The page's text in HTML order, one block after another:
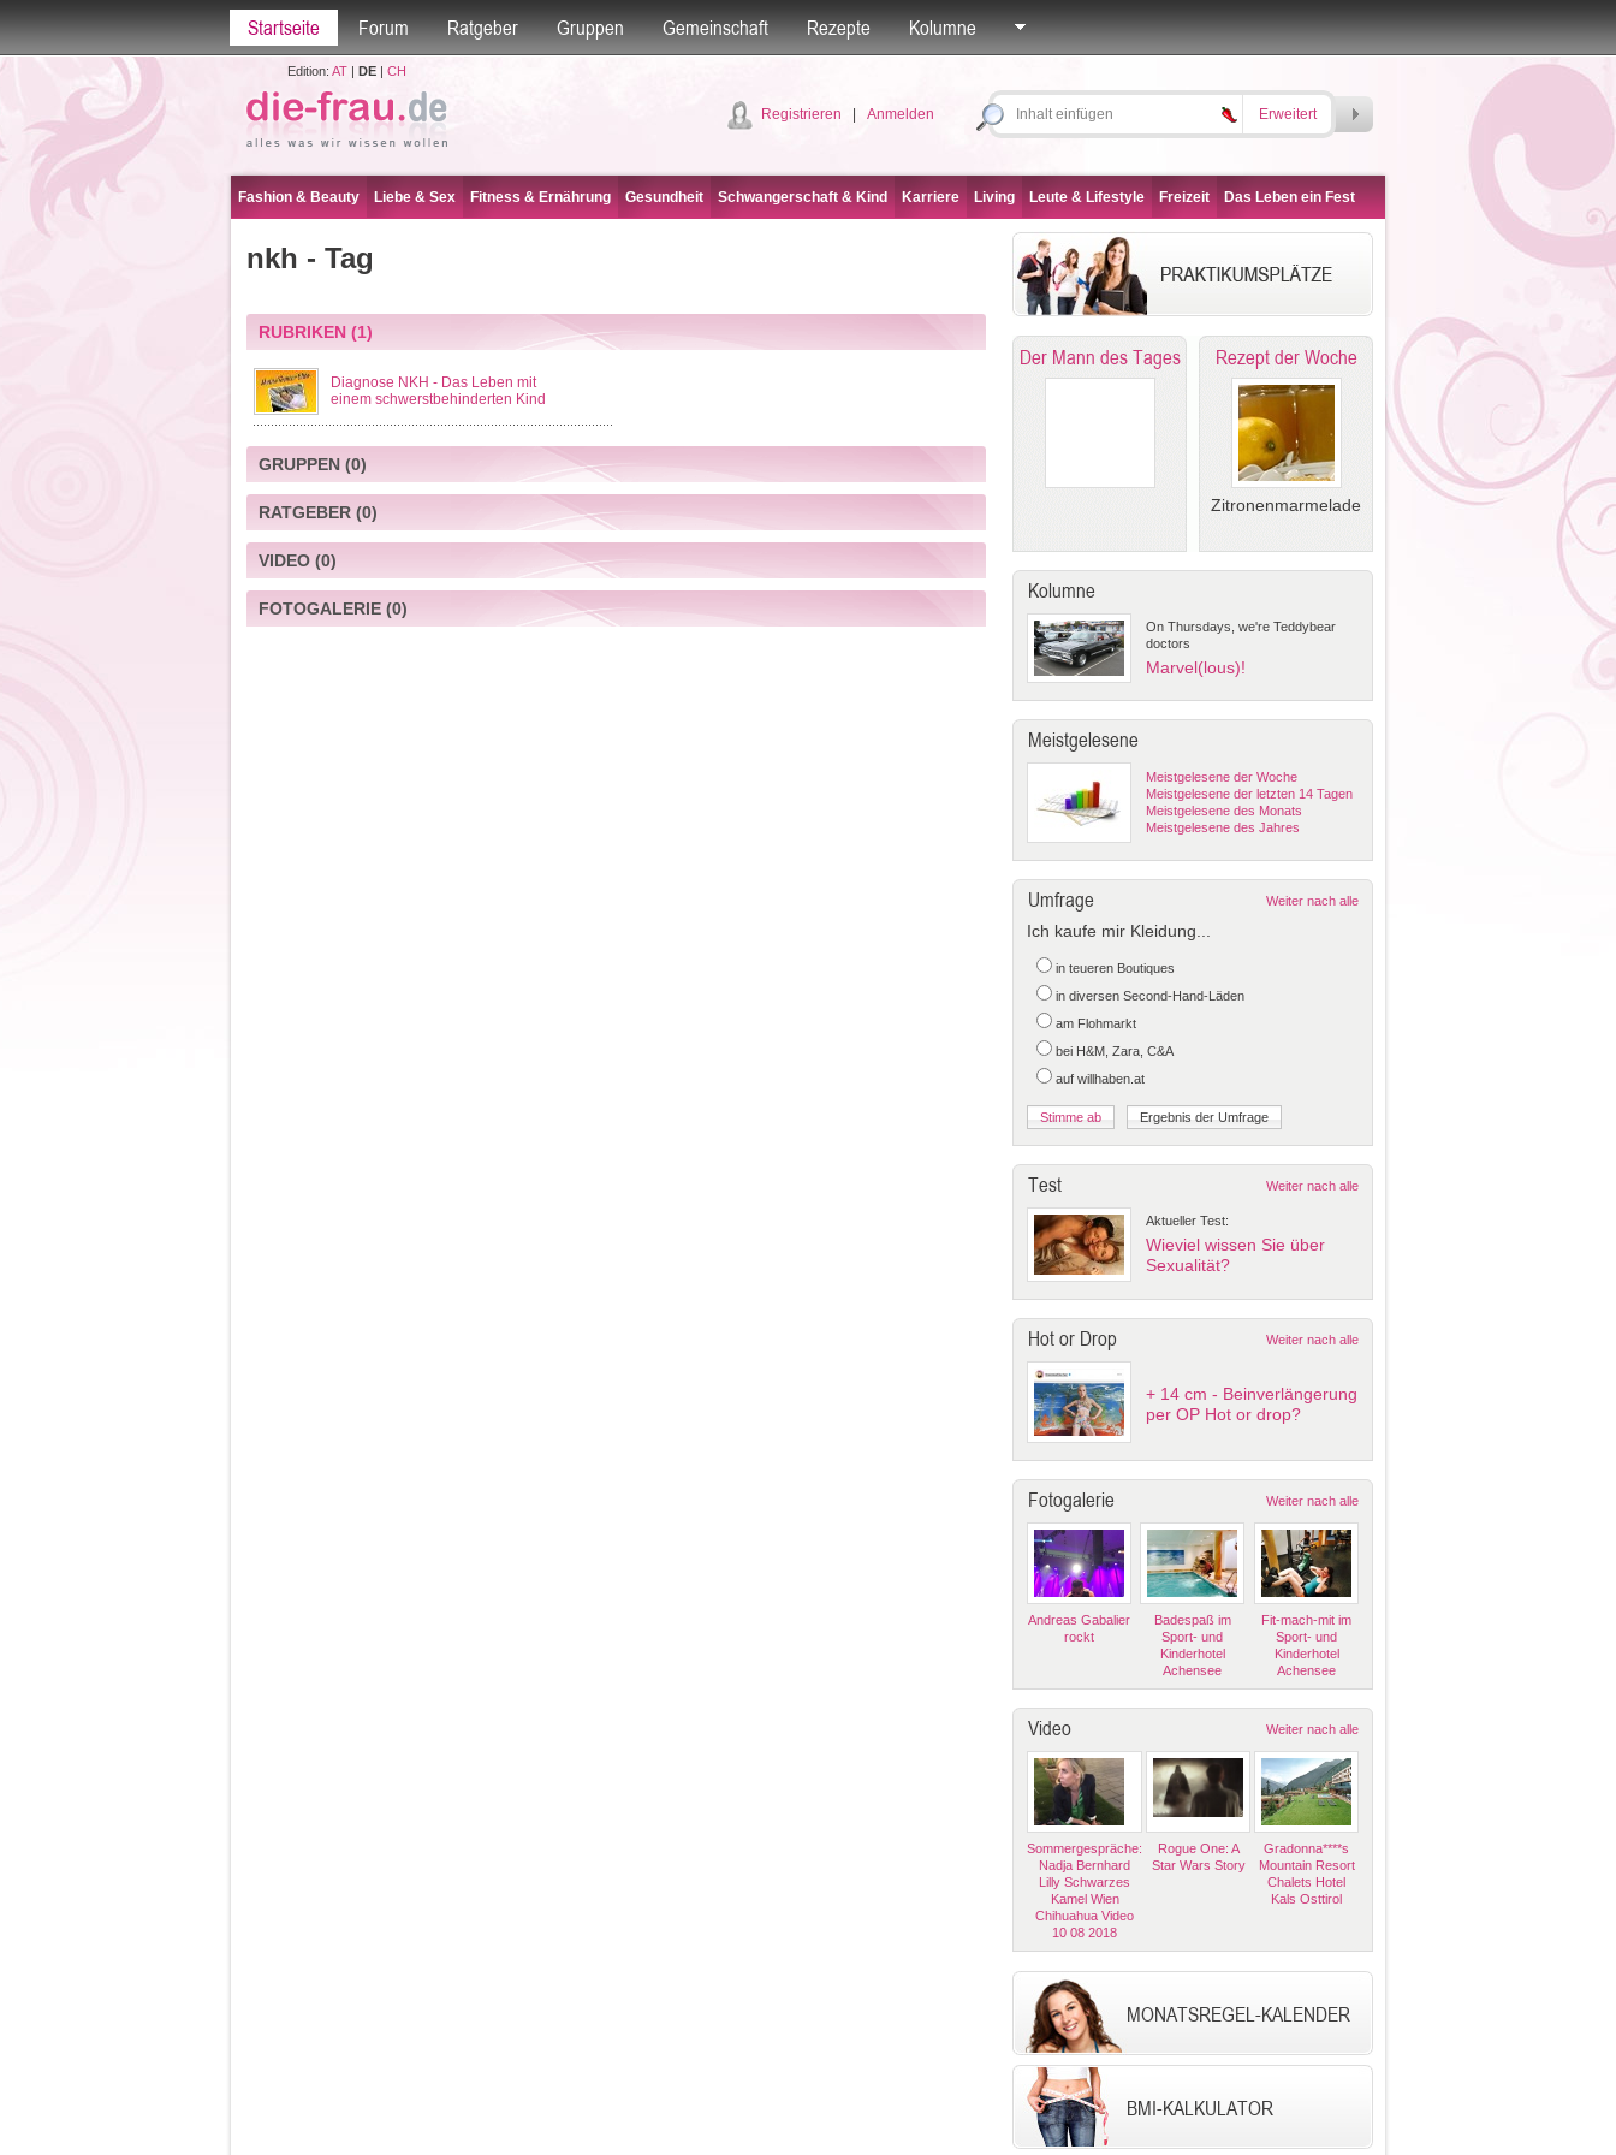
Startseite Forum Ratgeber Gruppen Gemeinschaft Rezepte Kolumne
Edition: AT| DE| CH
Registrieren Anmelden Erweitert
Fashion & Beauty Liebe & Sex Fitness & Ernährung Gesundheit Schwangerschaft & Kind Karriere Living Leute & Lifestyle Freizeit Das Leben ein Fest
nkh - Tag
RUBRIKEN(1)
Diagnose NKH - Das Leben mit
einem schwerstbehinderten Kind
GRUPPEN(0)
RATGEBER(0)
VIDEO(0)
FOTOGALERIE(0)
Der Mann des Tages Rezept der Woche
Zitronenmarmelade
Kolumne
On Thursdays, we're Teddybear
doctors
Marvel(lous)!
Meistgelesene
Meistgelesene der Woche
Meistgelesene der letzten 14 Tagen
Meistgelesene des Monats
Meistgelesene des Jahres
Umfrage Weiter nach alle
Ich kaufe mir Kleidung...
in teueren Boutiques
in diversen Second-Hand-Läden
am Flohmarkt
bei H&M, Zara, C&A
auf willhaben.at
Test Weiter nach alle
Aktueller Test:
Wieviel wissen Sie über
Sexualität?
Hot or Drop Weiter nach alle
+ 14 cm - Beinverlängerung
per OP Hot or drop?
Fotogalerie Weiter nach alle
Andreas Gabalier
rockt
Badespaß im
Sport- und
Kinderhotel
Achensee
Fit-mach-mit im
Sport- und
Kinderhotel
Achensee
Video Weiter nach alle
Sommergespräche:
Nadja Bernhard
Lilly Schwarzes
Kamel Wien
Chihuahua Video
10 08 2018
Rogue One: A
Star Wars Story
Gradonna****s
Mountain Resort
Chalets Hotel
Kals Osttirol
MONATSREGEL-KALENDER
BMI-KALKULATOR